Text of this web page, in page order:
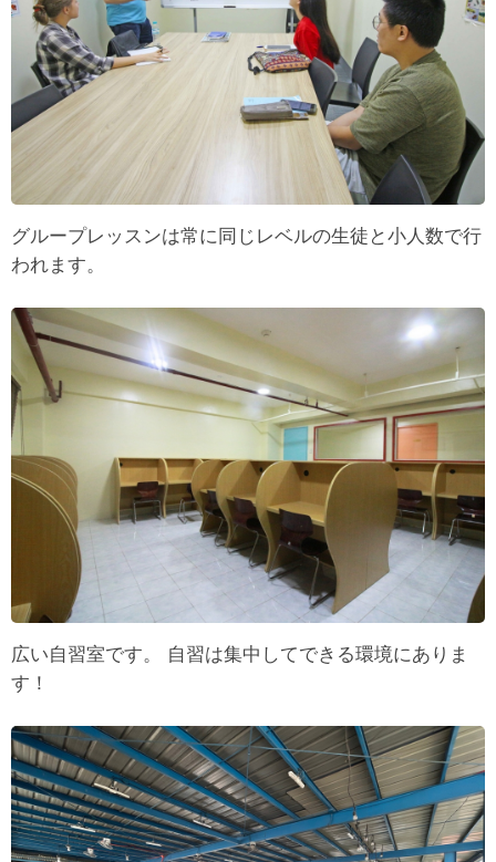
グループレッスンは常に同じレベルの生徒と小人数で行
われます。
広い自習室です。 自習は集中してできる環境にありま
す！